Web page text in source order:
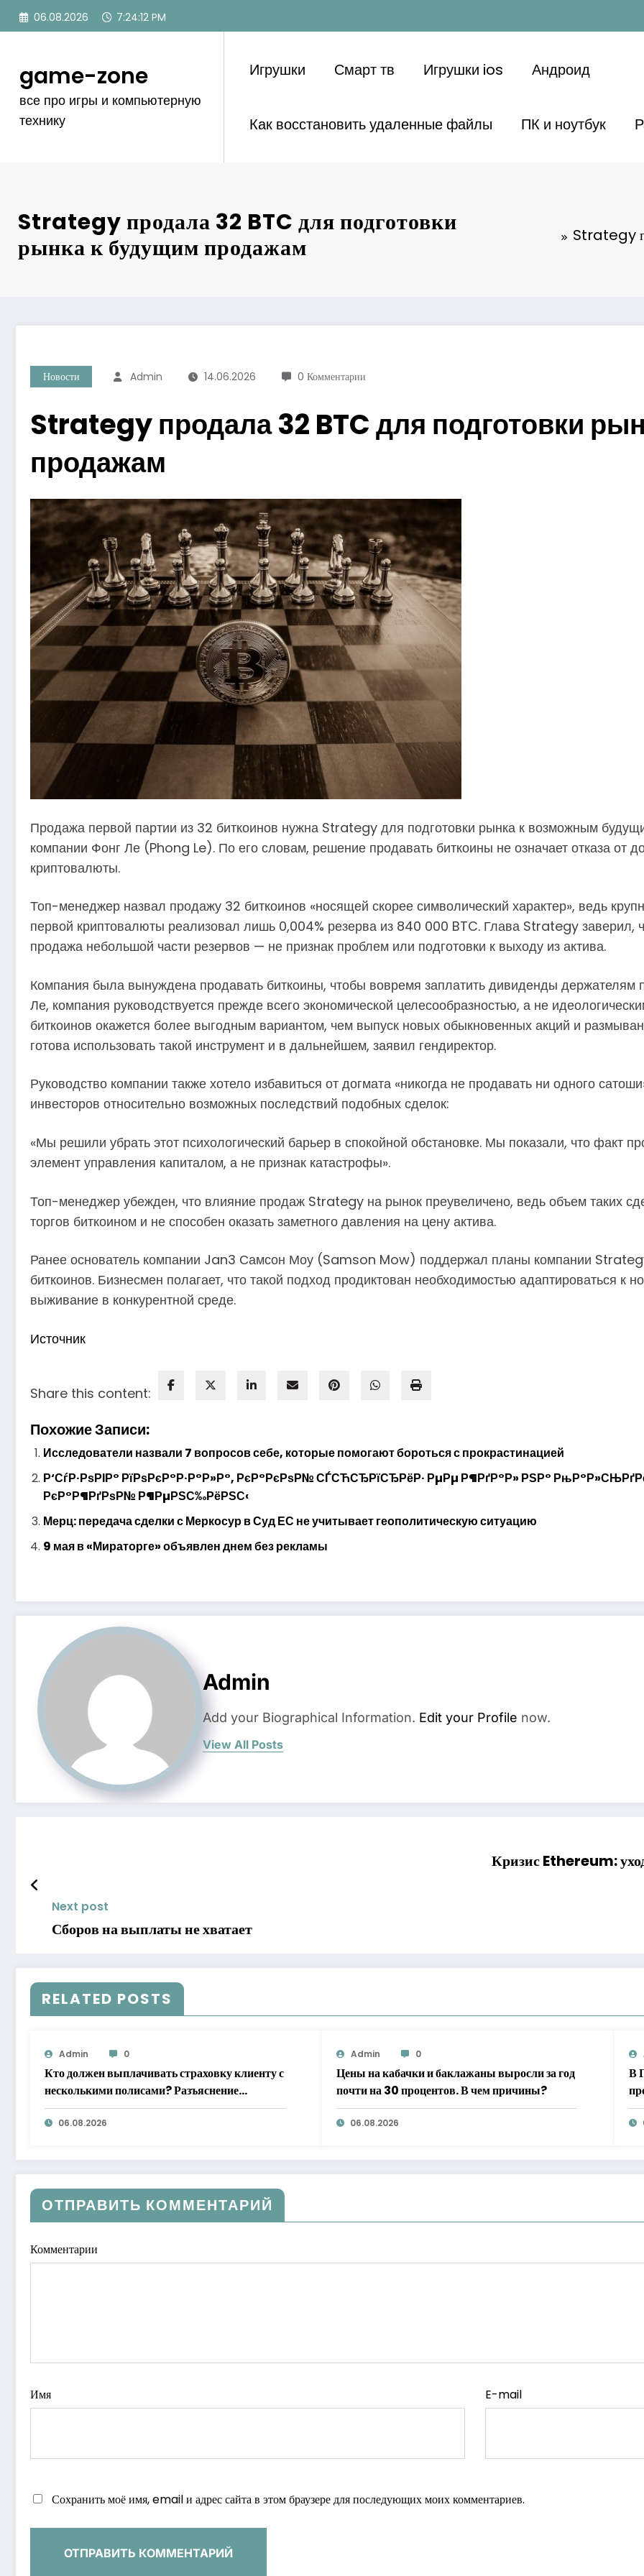
Перейти
06.08.2026 7:24:13 PM
game-zone
все про игры и компьютерную
технику
Игрушки Смарт тв Игрушки ios Андроид
Как восстановить удаленные файлы ПК и ноутбук
Strategy продала 32 BTC для подготовки
рынка к будущим продажам
Strategy
Новости Admin 14.06.2026 0 Комментарии
Strategy продала 32 BTC для подготовки
продажам
Продажа первой партии из 32 биткоинов нужна Strategy для подготовки рынка к возможным
компании Фонг Ле (Phong Le). По его словам, решение продавать биткоины не означает отказа от
криптовалюты.
Топ-менеджер назвал продажу 32 биткоинов «носящей скорее символический характер», ведь
первой криптовалюты реализовал лишь 0,004% резерва из 840 000 BTC. Глава Strategy заверил,
продажа небольшой части резервов — не признак проблем или подготовки к выходу из актива.
Компания была вынуждена продавать биткоины, чтобы вовремя заплатить дивиденды держателям
Ле, компания руководствуется прежде всего экономической целесообразностью, а не
биткоинов окажется более выгодным вариантом, чем выпуск новых обыкновенных акций и
готова использовать такой инструмент и в дальнейшем, заявил гендиректор.
Руководство компании также хотело избавиться от догмата «никогда не продавать ни одного
инвесторов относительно возможных последствий подобных сделок:
«Мы решили убрать этот психологический барьер в спокойной обстановке. Мы показали, что факт
элемент управления капиталом, а не признак катастрофы».
Топ-менеджер убежден, что влияние продаж Strategy на рынок преувеличено, ведь объем таких
торгов биткоином и не способен оказать заметного давления на цену актива.
Ранее основатель компании Jan3 Самсон Моу (Samson Mow) поддержал планы компании
биткоинов. Бизнесмен полагает, что такой подход продиктован необходимостью адаптироваться
выживание в конкурентной среде.
Источник
Share this content:
Похожие Записи:
Исследователи назвали 7 вопросов себе, которые помогают бороться с прокрастинацией
Р‘СѓР·РѕРІР° РїРѕРєР°Р·Р°Р»Р°, РєР°РєРѕР№ СЃСЋСЂРїСЂРёР· РµРµ Р¶РґР°Р» РЅР°
РєР°Р¶РґРѕР№ Р¶РµРЅС‰РёРЅС‹
Мерц: передача сделки с Меркосур в Суд ЕС не учитывает геополитическую ситуацию
9 мая в «Мираторге» объявлен днем без рекламы
Admin
Add your Biographical Information. Edit your Profile now.
View All Posts
Кризис Ethereum:
Next post
Сборов на выплаты не хватает
RELATED POSTS
Admin 0
Кто должен выплачивать страховку клиенту с
несколькими полисами? Разъяснение
Верховного суда
06.08.2026
Admin 0
Цены на кабачки и баклажаны выросли за год
почти на 30 процентов. В чем причины?
06.08.2026
В
ОТПРАВИТЬ КОММЕНТАРИЙ
Комментарии
Имя E-mail
Сохранить моё имя, email и адрес сайта в этом браузере для последующих моих комментариев.